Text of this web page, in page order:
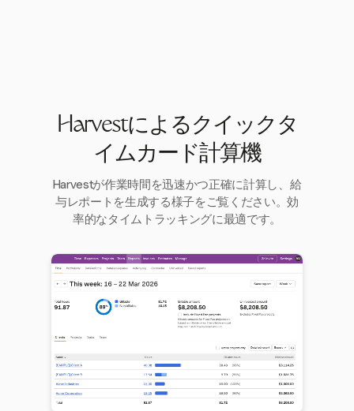
Harvestによるクイックタ
イムカード計算機
Harvestが作業時間を迅速かつ正確に計算し、給
与レポートを生成する様子をご覧ください。効
率的なタイムトラッキングに最適です。